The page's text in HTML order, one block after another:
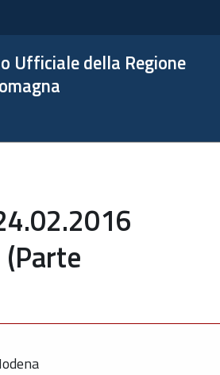
Ufficiale della Regione